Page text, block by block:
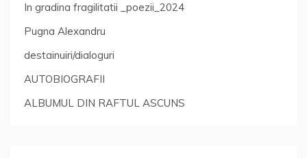
In gradina fragilitatii _poezii_2024
Pugna Alexandru
destainuiri/dialoguri
AUTOBIOGRAFII
ALBUMUL DIN RAFTUL ASCUNS